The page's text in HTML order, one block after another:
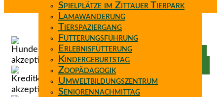
Spielplätze im Zittauer Tierpark
Lamawanderung
Tierspaziergang
Fütterungsführung
Erlebnisfütterung
Kindergeburtstag
Zoopädagogik
Umweltbildungszentrum
Seniorennachmittag